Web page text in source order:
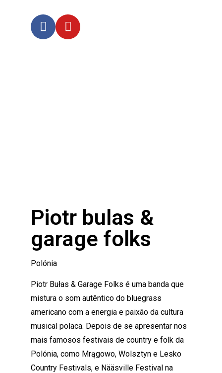
Piotr bulas &
garage folks
Polónia
Piotr Bułas & Garage Folks é uma banda que
mistura o som autêntico do bluegrass
americano com a energia e paixão da cultura
musical polaca. Depois de se apresentar nos
mais famosos festivais de country e folk da
Polónia, como Mrągowo, Wolsztyn e Lesko
Country Festivals, e Nääsville Festival na